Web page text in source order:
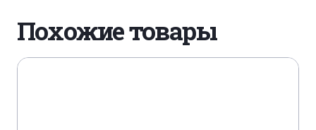
Похожие товары